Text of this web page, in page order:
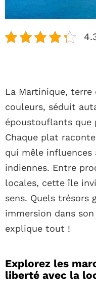
La Martinique,
couleurs, séduit
époustouflants que
Chaque plat
qui mêle influences
indiennes. Entre
locales, cette île
sens. Quels trésors
immersion dans
explique tout !
Explorez les
liberté avec la